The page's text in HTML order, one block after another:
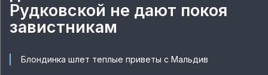
Рудковской не дают покоя
завистникам
Блондинка шлет теплые приветы с Мальдив